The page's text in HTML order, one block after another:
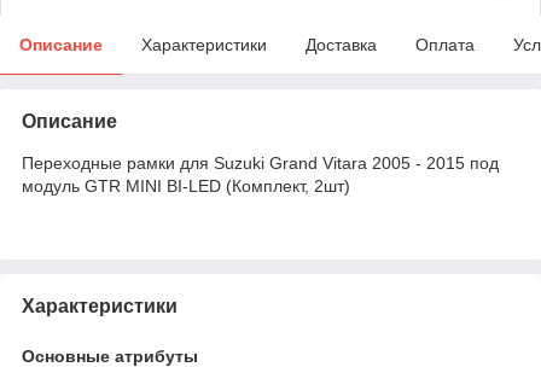
Описание Характеристики Доставка Оплата
Описание
Переходные рамки для Suzuki Grand Vitara 2005 - 2015 под
модуль GTR MINI BI-LED (Комплект, 2шт)
Характеристики
Основные атрибуты